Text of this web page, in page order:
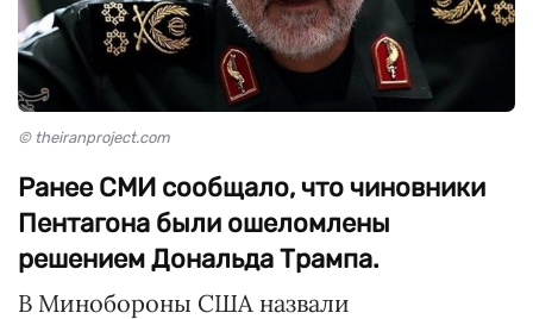
© theiranproject.com
Ранее СМИ сообщало, что чиновники
Пентагона были ошеломлены
решением Дональда Трампа.
В Минобороны США назвали